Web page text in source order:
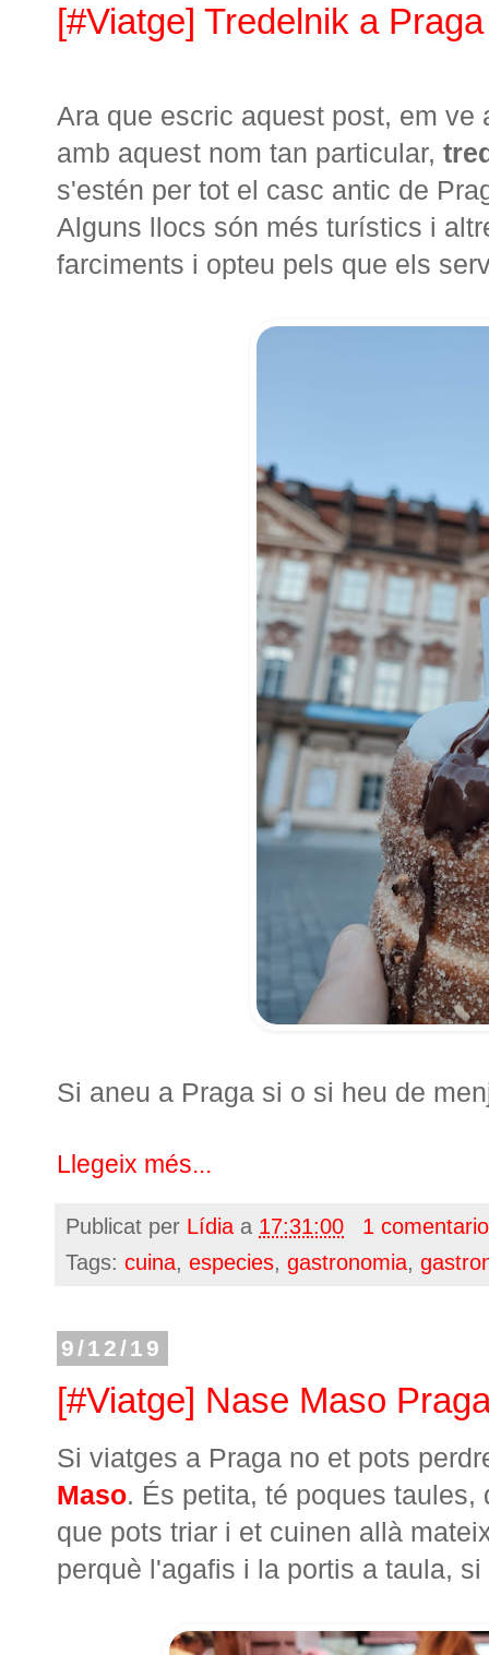
[#Viatge] Tredelnik a Praga
Ara que escric aquest post, em
amb aquest nom tan particular,
s'estén per tot el casc antic de
Alguns llocs són més turístics i
farciments i opteu pels que els
Si aneu a Praga si o si heu de
Llegeix més...
Publicat per Lídia a 17:31:00
1
Tags: cuina, especies, gastronomia,
9/12/19
[#Viatge] Nase Maso
Si viatges a Praga no et pots
Maso. És petita, té poques
que pots triar i et cuinen allà
perquè l'agafis i la portis a taula,